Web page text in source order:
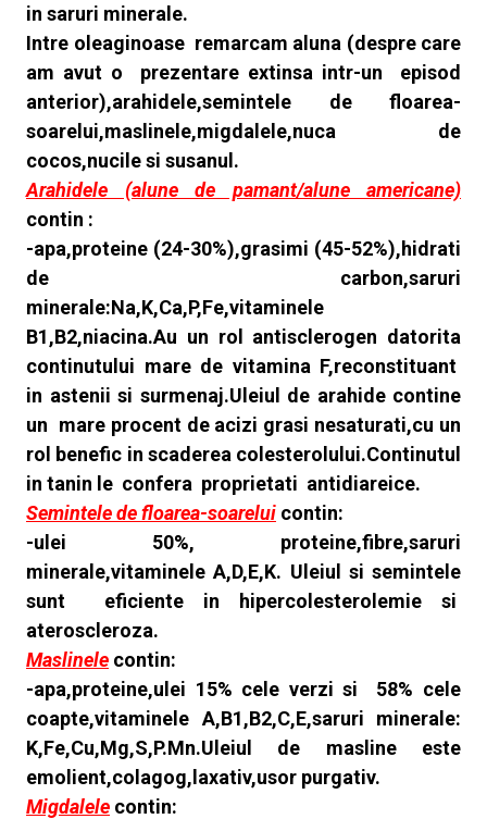
in saruri minerale.
Intre oleaginoase remarcam aluna (despre care
am avut o prezentare extinsa intr-un episod
anterior),arahidele,semintele de floarea-
soarelui,maslinele,migdalele,nuca de
cocos,nucile si susanul.
Arahidele (alune de pamant/alune americane)
contin :
-apa,proteine (24-30%),grasimi (45-52%),hidrati
de carbon,saruri
minerale:Na,K,Ca,P,Fe,vitaminele
B1,B2,niacina.Au un rol antisclerogen datorita
continutului mare de vitamina F,reconstituant
in astenii si surmenaj.Uleiul de arahide contine
un mare procent de acizi grasi nesaturati,cu un
rol benefic in scaderea colesterolului.Continutul
in tanin le confera proprietati antidiareice.
Semintele de floarea-soarelui contin:
-ulei 50%, proteine,fibre,saruri
minerale,vitaminele A,D,E,K. Uleiul si semintele
sunt eficiente in hipercolesterolemie si
ateroscleroza.
Maslinele contin:
-apa,proteine,ulei 15% cele verzi si 58% cele
coapte,vitaminele A,B1,B2,C,E,saruri minerale:
K,Fe,Cu,Mg,S,P.Mn.Uleiul de masline este
emolient,colagog,laxativ,usor purgativ.
Migdalele contin: